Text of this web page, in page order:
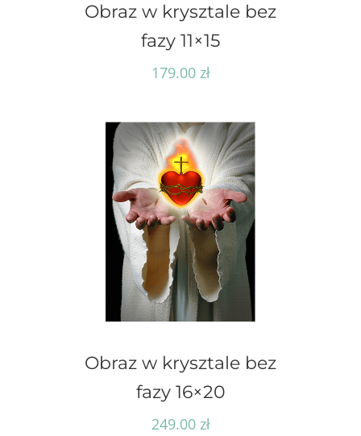
Obraz w krysztale bez
fazy 11×15
179.00 zł
Obraz w krysztale bez
fazy 16×20
249.00 zł